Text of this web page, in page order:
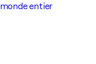
entier